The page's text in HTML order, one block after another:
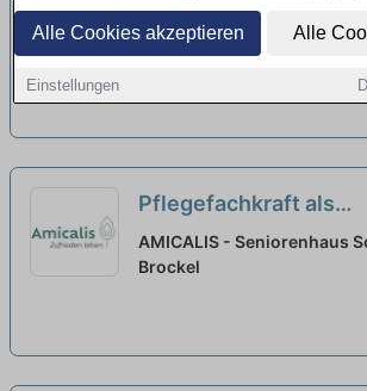
Alle Cookies akzeptieren Alle
Einstellungen
– Zur Verstärkung
suchen wir Dich!
ProSenis Alten- und
Wümmetal | Lauenbrück
Pflegefachkraft als
Dauernachtwache
Teilzeit - Zusammen
AMICALIS - Seniorenhaus
Brockel